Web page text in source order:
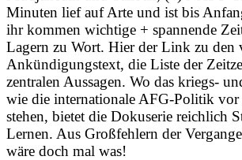
Minuten lief auf Arte und ist bis
ihr kommen wichtige + spannende
Lagern zu Wort. Hier der Link zu den
Ankündigungstext, die Liste der
zentralen Aussagen. Wo das kriegs-
wie die internationale AFG-Politik vor
stehen, bietet die Dokuserie reichlich
Lernen. Aus Großfehlern der
wäre doch mal was!